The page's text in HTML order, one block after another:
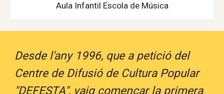
Aula Infantil Escola de Música
Desde l'any 1996, que a petició del
Centre de Difusió de Cultura Popular
"DEFESTA", vaig començar la primera